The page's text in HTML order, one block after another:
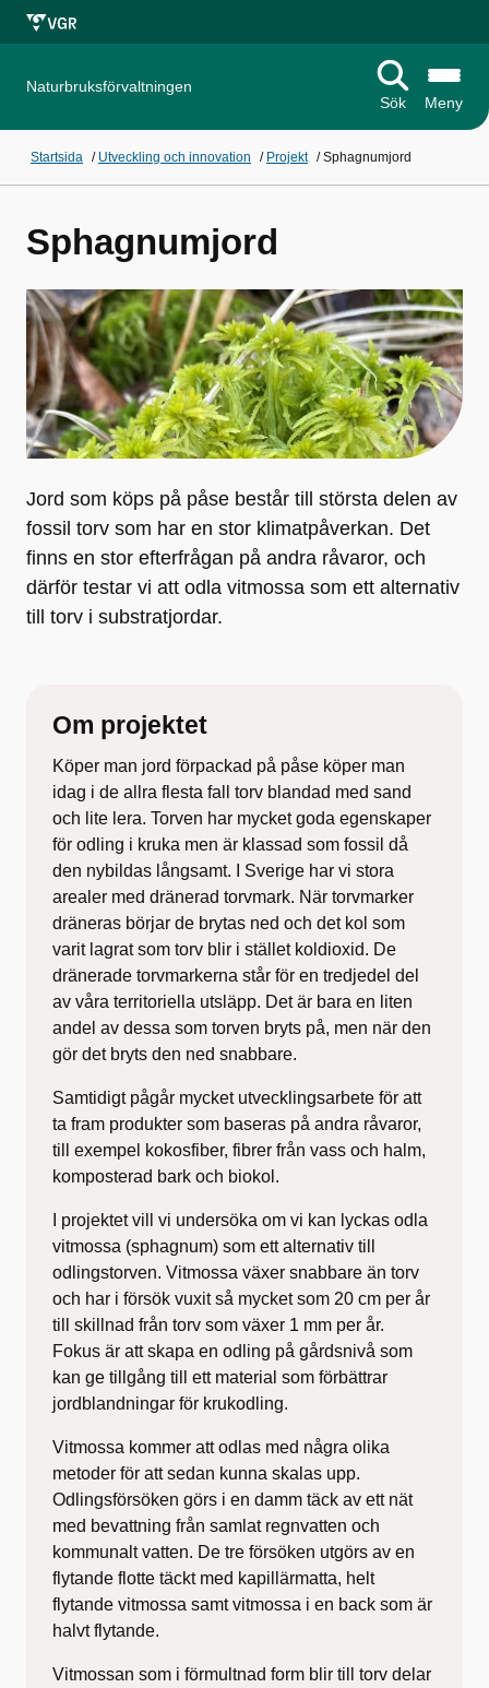
Naturbruksförvaltningen
Sök
Meny
Startsida / Utveckling och innovation / Projekt /Sphagnumjord
Sphagnumjord
Jord som köps på påse består till största delen av
fossil torv som har en stor klimatpåverkan. Det
finns en stor efterfrågan på andra råvaror, och
därför testar vi att odla vitmossa som ett alternativ
till torv i substratjordar.
Om projektet
Köper man jord förpackad på påse köper man
idag i de allra flesta fall torv blandad med sand
och lite lera. Torven har mycket goda egenskaper
för odling i kruka men är klassad som fossil då
den nybildas långsamt. I Sverige har vi stora
arealer med dränerad torvmark. När torvmarker
dräneras börjar de brytas ned och det kol som
varit lagrat som torv blir i stället koldioxid. De
dränerade torvmarkerna står för en tredjedel del
av våra territoriella utsläpp. Det är bara en liten
andel av dessa som torven bryts på, men när den
gör det bryts den ned snabbare.
Samtidigt pågår mycket utvecklingsarbete för att
ta fram produkter som baseras på andra råvaror,
till exempel kokosfiber, fibrer från vass och halm,
komposterad bark och biokol.
I projektet vill vi undersöka om vi kan lyckas odla
vitmossa (sphagnum) som ett alternativ till
odlingstorven. Vitmossa växer snabbare än torv
och har i försök vuxit så mycket som 20 cm per år
till skillnad från torv som växer 1 mm per år.
Fokus är att skapa en odling på gårdsnivå som
kan ge tillgång till ett material som förbättrar
jordblandningar för krukodling.
Vitmossa kommer att odlas med några olika
metoder för att sedan kunna skalas upp.
Odlingsförsöken görs i en damm täck av ett nät
med bevattning från samlat regnvatten och
kommunalt vatten. De tre försöken utgörs av en
flytande flotte täckt med kapillärmatta, helt
flytande vitmossa samt vitmossa i en back som är
halvt flytande.
Vitmossan som i förmultnad form blir till torv delar